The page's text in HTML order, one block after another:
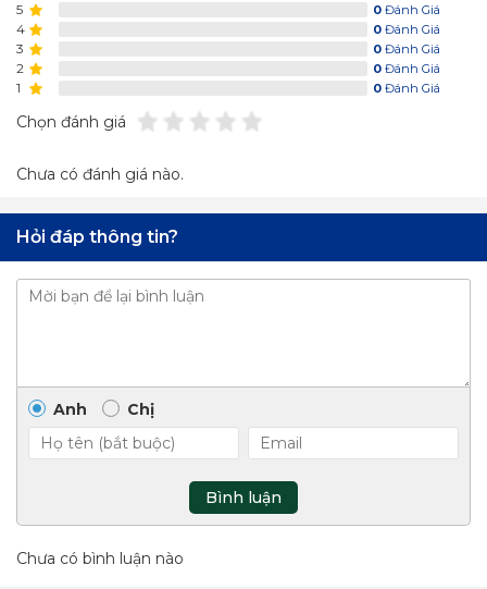
5 0 Đánh Giá
4 0 Đánh Giá
3 0 Đánh Giá
2 0 Đánh Giá
1 0 Đánh Giá
Chọn đánh giá
Chưa có đánh giá nào.
Hỏi đáp thông tin?
Anh Chị
Bình luận
Chưa có bình luận nào